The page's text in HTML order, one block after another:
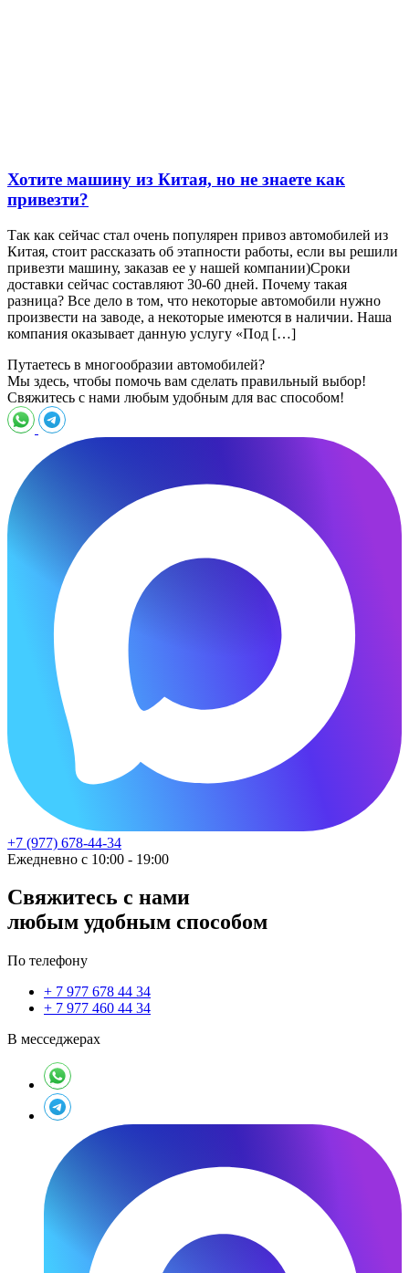
Хотите машину из Китая, но не знаете как
привезти?
Так как сейчас стал очень популярен привоз автомобилей из
Китая, стоит рассказать об этапности работы, если вы решили
привезти машину, заказав ее у нашей компании)Сроки
доставки сейчас составляют 30-60 дней. Почему такая
разница? Все дело в том, что некоторые автомобили нужно
произвести на заводе, а некоторые имеются в наличии. Наша
компания оказывает данную услугу «Под […]
Путаетесь в многообразии автомобилей?
Мы здесь, чтобы помочь вам сделать правильный выбор!
Свяжитесь с нами любым удобным для вас способом!
+7 (977) 678-44-34
Ежедневно с 10:00 - 19:00
Свяжитесь с нами
любым удобным способом
По телефону
+ 7 977 678 44 34
+ 7 977 460 44 34
В месседжерах